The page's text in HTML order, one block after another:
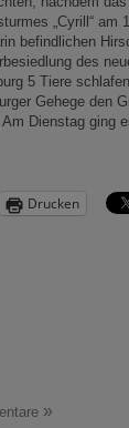
„Cyrill“ am
befindlichen
des
5 Tiere
Gehege den
Dienstag ging
Drucken